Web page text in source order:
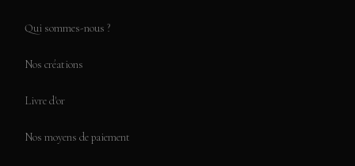
Qui sommes-nous ?
Nos créations
Livre d'or
Nos moyens de paiement